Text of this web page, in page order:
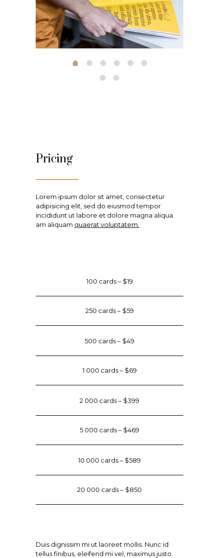
Pricing
Lorem ipsum dolor sit amet, consectetur
adipisicing elit, sed do eiusmod tempor
incididunt ut labore et dolore magna aliqua
am aliquam quaerat voluptatem.
100 cards – $19
250 cards – $59
500 cards – $49
1 000 cards – $69
2 000 cards – $399
5 000 cards – $469
10 000 cards – $589
20 000 cards – $850
Duis dignissim mi ut laoreet mollis. Nunc id
tellus finibus, eleifend mi vel, maximus justo.